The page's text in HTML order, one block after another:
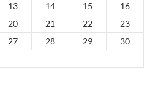
13 14 15
16
20 21 22
23
27 28 29
30